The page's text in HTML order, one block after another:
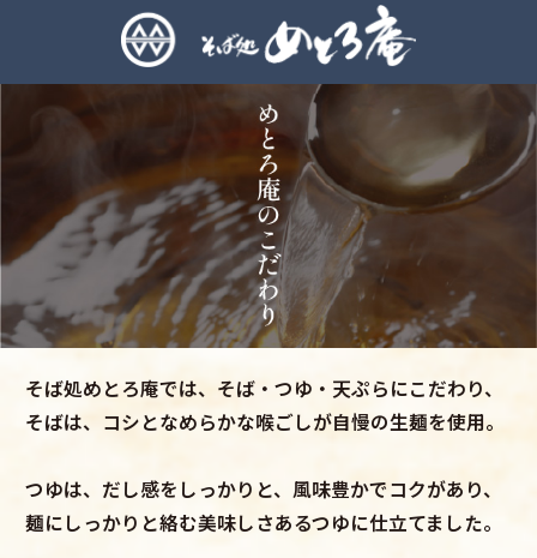
そば処めとろ庵では、そば・つゆ・天ぷらにこだわり、
そばは、コシとなめらかな喉ごしが自慢の生麺を使用。
つゆは、だし感をしっかりと、風味豊かでコクがあり、
麺にしっかりと絡む美味しさあるつゆに仕立てました。